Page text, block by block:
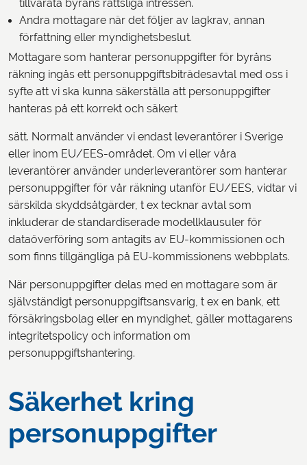
tillvarata byråns rättsliga intressen.
Andra mottagare när det följer av lagkrav, annan
författning eller myndighetsbeslut.
Mottagare som hanterar personuppgifter för byråns
räkning ingås ett personuppgiftsbiträdesavtal med oss i
syfte att vi ska kunna säkerställa att personuppgifter
hanteras på ett korrekt och säkert
sätt. Normalt använder vi endast leverantörer i Sverige
eller inom EU/EES-området. Om vi eller våra
leverantörer använder underleverantörer som hanterar
personuppgifter för vår räkning utanför EU/EES, vidtar vi
särskilda skyddsåtgärder, t ex tecknar avtal som
inkluderar de standardiserade modellklausuler för
dataöverföring som antagits av EU-kommissionen och
som finns tillgängliga på EU-kommissionens webbplats.
När personuppgifter delas med en mottagare som är
självständigt personuppgiftsansvarig, t ex en bank, ett
försäkringsbolag eller en myndighet, gäller mottagarens
integritetspolicy och information om
personuppgiftshantering.
Säkerhet kring
personuppgifter